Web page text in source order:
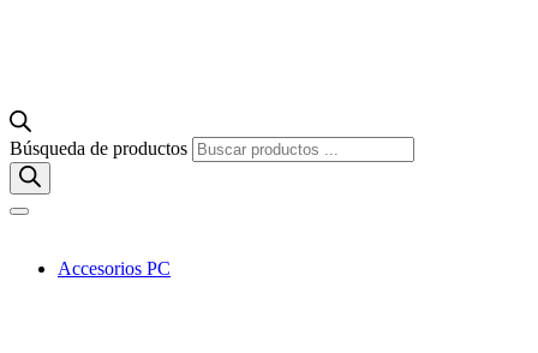
Búsqueda de productos
Accesorios PC